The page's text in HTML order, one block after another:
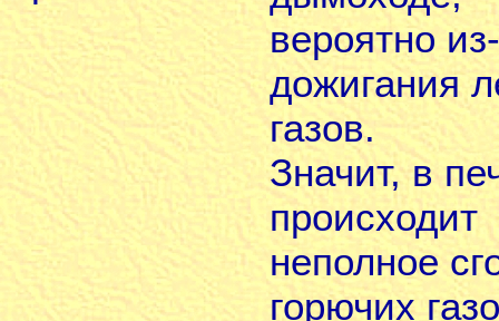
вероятно
дожигания
газов.
Значит, в
происходит
неполное
горючих